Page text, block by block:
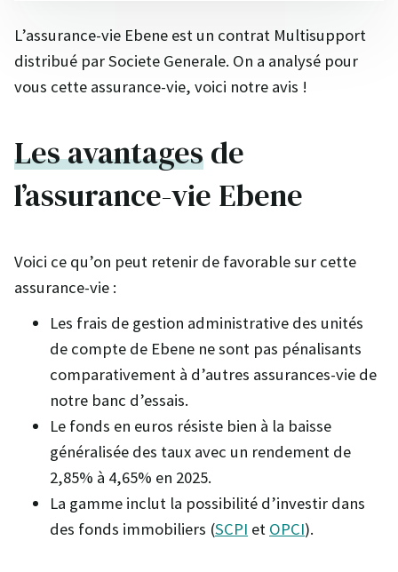
L’assurance-vie Ebene est un contrat Multisupport
distribué par Societe Generale. On a analysé pour
vous cette assurance-vie, voici notre avis !
Les avantagesde
l’assurance-vie Ebene
Voici ce qu’on peut retenir de favorable sur cette
assurance-vie :
Les frais de gestion administrative des unités
de compte de Ebene ne sont pas pénalisants
comparativement à d’autres assurances-vie de
notre banc d’essais.
Le fonds en euros résiste bien à la baisse
généralisée des taux avec un rendement de
2,85% à 4,65% en 2025.
La gamme inclut la possibilité d’investir dans
des fonds immobiliers (SCPI et OPCI).